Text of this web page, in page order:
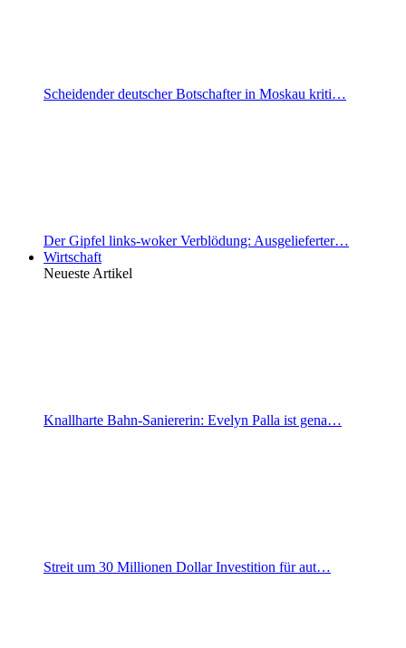
Scheidender deutscher Botschafter in Moskau kriti…
Der Gipfel links-woker Verblödung: Ausgelieferter…
Wirtschaft
Neueste Artikel
Knallharte Bahn-Saniererin: Evelyn Palla ist gena…
Streit um 30 Millionen Dollar Investition für aut…